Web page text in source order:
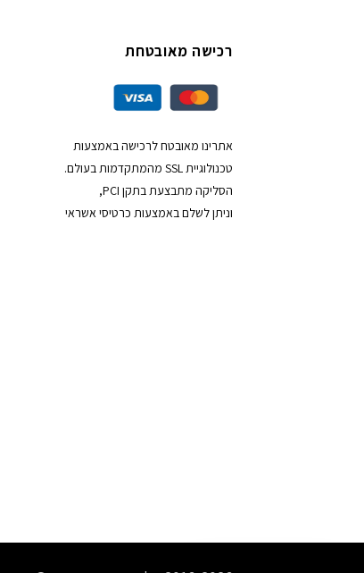
רכישה מאובטחת
אתרינו מאובטח לרכישה באמצעות
טכנולוגיית SSL מהמתקדמות בעולם.
הסליקה מתבצעת בתקן PCI,
וניתן לשלם באמצעות כרטיסי אשראי